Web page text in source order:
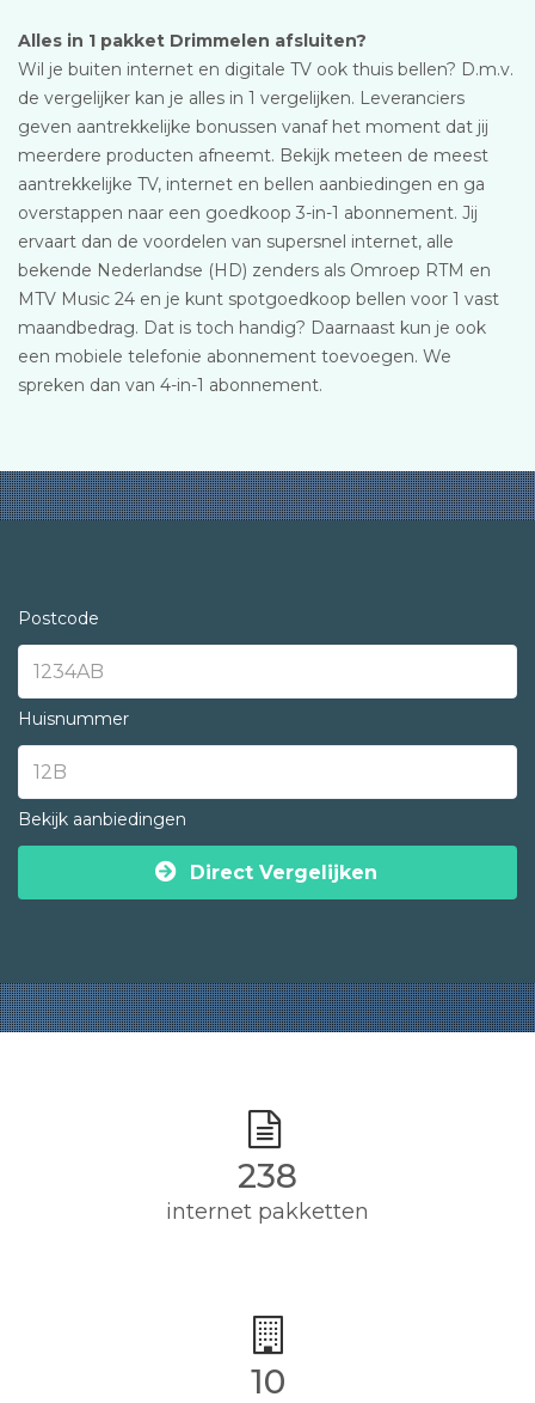
Alles in 1 pakket Drimmelen afsluiten?
Wil je buiten internet en digitale TV ook thuis bellen? D.m.v.
de vergelijker kan je alles in 1 vergelijken. Leveranciers
geven aantrekkelijke bonussen vanaf het moment dat jij
meerdere producten afneemt. Bekijk meteen de meest
aantrekkelijke TV, internet en bellen aanbiedingen en ga
overstappen naar een goedkoop 3-in-1 abonnement. Jij
ervaart dan de voordelen van supersnel internet, alle
bekende Nederlandse (HD) zenders als Omroep RTM en
MTV Music 24 en je kunt spotgoedkoop bellen voor 1 vast
maandbedrag. Dat is toch handig? Daarnaast kun je ook
een mobiele telefonie abonnement toevoegen. We
spreken dan van 4-in-1 abonnement.
Postcode
Huisnummer
Bekijk aanbiedingen
Direct Vergelijken
244
internet pakketten
10